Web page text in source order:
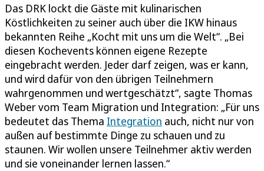
Das DRK lockt die Gäste mit kulinarischen
Köstlichkeiten zu seiner auch über die IKW hinaus
bekannten Reihe „Kocht mit uns um die Welt“. „Bei
diesen Kochevents können eigene Rezepte
eingebracht werden. Jeder darf zeigen, was er kann,
und wird dafür von den übrigen Teilnehmern
wahrgenommen und wertgeschätzt“, sagte Thomas
Weber vom Team Migration und Integration: „Für uns
bedeutet das Thema Integration auch, nicht nur von
außen auf bestimmte Dinge zu schauen und zu
staunen. Wir wollen unsere Teilnehmer aktiv werden
und sie voneinander lernen lassen.“